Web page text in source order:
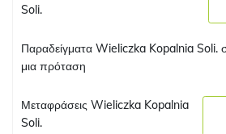
Soli.
Παραδείγματα Wieliczka Kopalnia Soli.
μια πρόταση
Μεταφράσεις Wieliczka Kopalnia
Soli.